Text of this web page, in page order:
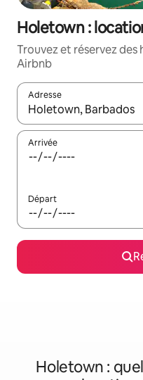
Holetown :
Trouvez et réservez
Airbnb
Adresse
Lorsque les résultats
Arrivée
Départ
Holetown :